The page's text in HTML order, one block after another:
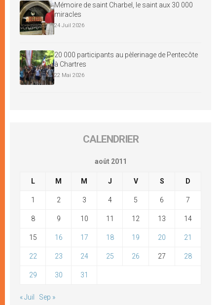
Mémoire de saint Charbel, le saint aux 30 000
miracles
24 Juil 2026
20 000 participants au pèlerinage de Pentecôte
à Chartres
22 Mai 2026
CALENDRIER
août 2011
L M M J V S D
1 2 3 4 5 6 7
8 9 10 11 12 13 14
15 16 17 18 19 20 21
22 23 24 25 26 27 28
29 30 31
« Juil Sep »